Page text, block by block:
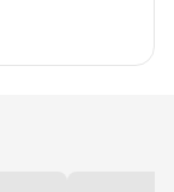
แสร้งรับ
นา แล้วหนีหายไป